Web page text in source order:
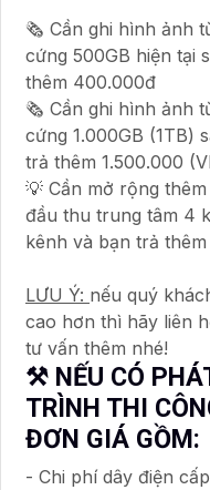
🗞 Cần ghi hình ảnh
cứng 500GB hiện tại
thêm 400.000đ
🗞 Cần ghi hình ảnh
cứng 1.000GB (1TB)
trả thêm 1.500.000
💡 Cần mở rộng
đầu thu trung tâm 4
kênh và bạn trả
LƯU Ý: nếu quý
cao hơn thì hãy liên
tư vấn thêm nhé!
⚒ NẾU CÓ
TRÌNH THI
ĐƠN GIÁ GỒM:
- Chi phí dây điện